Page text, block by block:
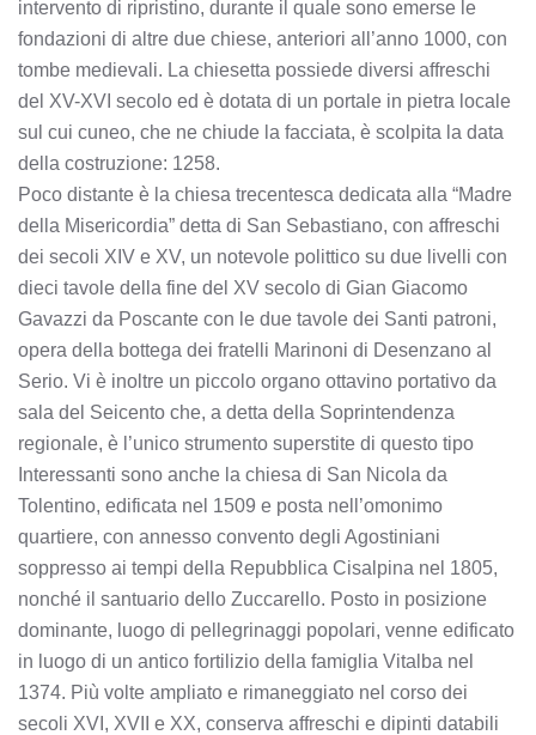
intervento di ripristino, durante il quale sono emerse le
fondazioni di altre due chiese, anteriori all’anno 1000, con
tombe medievali. La chiesetta possiede diversi affreschi
del XV-XVI secolo ed è dotata di un portale in pietra locale
sul cui cuneo, che ne chiude la facciata, è scolpita la data
della costruzione: 1258.
Poco distante è la chiesa trecentesca dedicata alla “Madre
della Misericordia” detta di San Sebastiano, con affreschi
dei secoli XIV e XV, un notevole polittico su due livelli con
dieci tavole della fine del XV secolo di Gian Giacomo
Gavazzi da Poscante con le due tavole dei Santi patroni,
opera della bottega dei fratelli Marinoni di Desenzano al
Serio. Vi è inoltre un piccolo organo ottavino portativo da
sala del Seicento che, a detta della Soprintendenza
regionale, è l’unico strumento superstite di questo tipo
Interessanti sono anche la chiesa di San Nicola da
Tolentino, edificata nel 1509 e posta nell’omonimo
quartiere, con annesso convento degli Agostiniani
soppresso ai tempi della Repubblica Cisalpina nel 1805,
nonché il santuario dello Zuccarello. Posto in posizione
dominante, luogo di pellegrinaggi popolari, venne edificato
in luogo di un antico fortilizio della famiglia Vitalba nel
1374. Più volte ampliato e rimaneggiato nel corso dei
secoli XVI, XVII e XX, conserva affreschi e dipinti databili